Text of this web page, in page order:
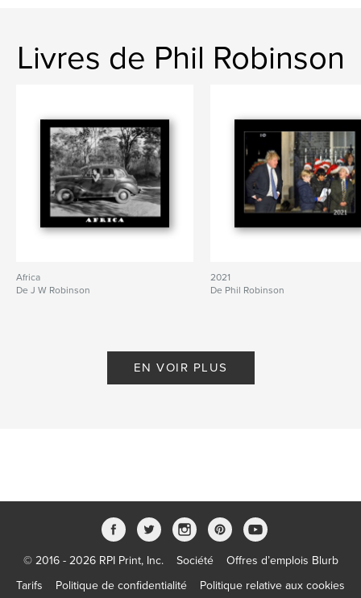
Livres de Phil Robinson
Africa
De J W Robinson
2021
De Phil Robinson
EN VOIR PLUS
© 2016 - 2026 RPI Print, Inc. Société
Offres d’emplois Blurb
Tarifs
Politique de confidentialité
Politique relative aux cookies